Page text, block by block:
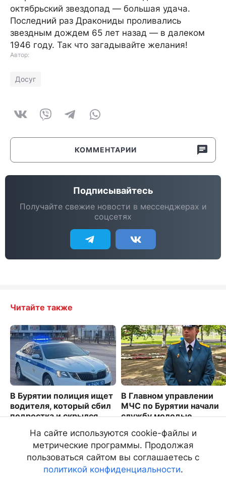
октябрьский звездопад — большая удача.
Последний раз Дракониды проливались
звездным дождем 65 лет назад — в далеком
1946 году. Так что загадывайте желания!
Автор:
Досуг
КОММЕНТАРИИ
Подписывайтесь
Получайте свежие новости в мессенджерах и
соцсетях
Читайте также
В Бурятии полиция ищет
водителя, который сбил
подростка и скрылся
3202
В Главном управлении
МЧС по Бурятии начали
службу молодые
4749
На сайте используются cookie-файлы и
метрические программы. Продолжая
пользоваться сайтом вы соглашаетесь с
политикой конфиденциальности.